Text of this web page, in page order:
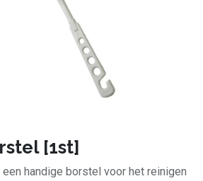
[1st]
handige borstel voor het reinigen